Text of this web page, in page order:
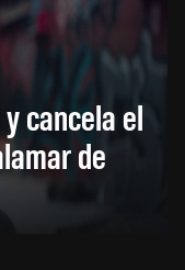
cancela el
de